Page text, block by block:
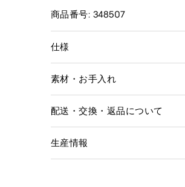
商品番号: 348507
仕様
素材・お手入れ
配送・交換・返品について
生産情報